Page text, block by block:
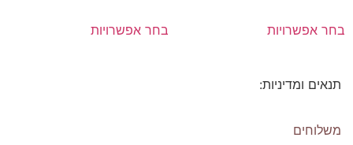
בחר אפשרויות בחר אפשרויות
Os Collection
New on Store
תנאים ומדיניות:
משלוחים